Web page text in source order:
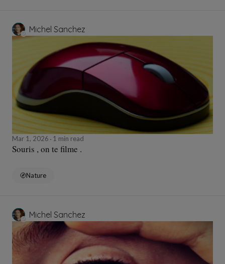
Michel Sanchez
Mar 1, 2026 1 min read
Souris , on te filme .
Nature
Michel Sanchez